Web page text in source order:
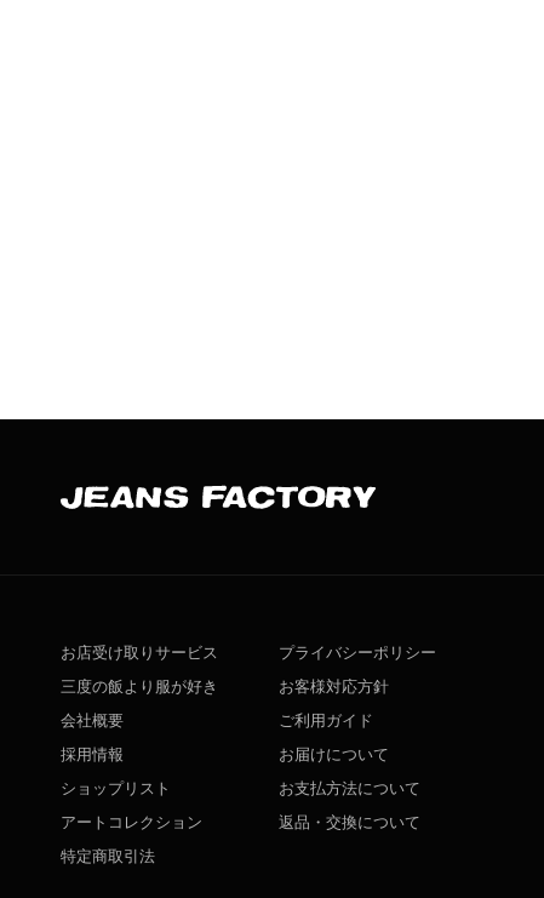
お店受け取りサービス
三度の飯より服が好き
会社概要
採用情報
ショップリスト
アートコレクション
特定商取引法
プライバシーポリシー
お客様対応方針
ご利用ガイド
お届けについて
お支払方法について
返品・交換について